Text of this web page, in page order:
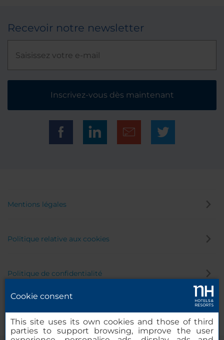
Recevoir notre newsletter
Inscrivez-vous dès maintenant
Mentions légales
Politique relative aux cookies
Politique de confidentialité
Cookie consent
This site uses its own cookies and those of third
parties to support browsing, improve the user